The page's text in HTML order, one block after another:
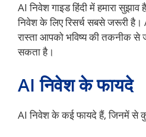
AI निवेश गाइड हिंदी में हमारा
निवेश के लिए रिसर्च सबसे जरूरी
रास्ता आपको भविष्य की तकनीक से
सकता है।
AI निवेश के फायदे
AI निवेश के कई फायदे हैं, जिनमें से